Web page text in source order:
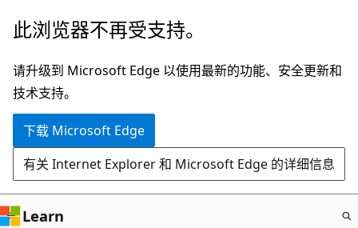
跳
主
要
内
此浏览器不再受支持。
请升级到 Microsoft Edge 以使用最新的功能、安全更新和
技术支持。
下载 Microsoft Edge
有关 Internet Explorer 和 Microsoft Edge 的详细信息
Learn